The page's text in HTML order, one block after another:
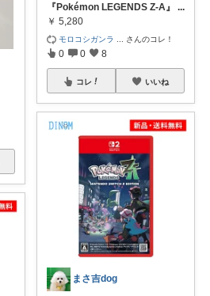
『Pokémon LEGENDS Z-A』
...
￥ 5,280
モロコシガンラ さんのコレ！
0 0 8
コレ いいね
まさ吉dog